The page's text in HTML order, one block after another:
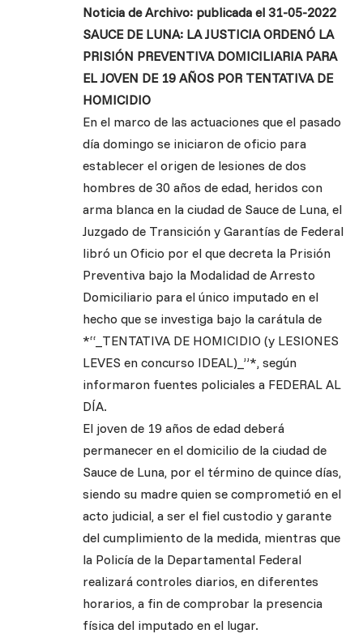
Noticia de Archivo: publicada el 31-05-2022
SAUCE DE LUNA: LA JUSTICIA ORDENÓ LA
PRISIÓN PREVENTIVA DOMICILIARIA PARA
EL JOVEN DE 19 AÑOS POR TENTATIVA DE
HOMICIDIO
En el marco de las actuaciones que el pasado
día domingo se iniciaron de oficio para
establecer el origen de lesiones de dos
hombres de 30 años de edad, heridos con
arma blanca en la ciudad de Sauce de Luna, el
Juzgado de Transición y Garantías de Federal
libró un Oficio por el que decreta la Prisión
Preventiva bajo la Modalidad de Arresto
Domiciliario para el único imputado en el
hecho que se investiga bajo la carátula de
*“_TENTATIVA DE HOMICIDIO (y LESIONES
LEVES en concurso IDEAL)_”*, según
informaron fuentes policiales a FEDERAL AL
DÍA.
El joven de 19 años de edad deberá
permanecer en el domicilio de la ciudad de
Sauce de Luna, por el término de quince días,
siendo su madre quien se comprometió en el
acto judicial, a ser el fiel custodio y garante
del cumplimiento de la medida, mientras que
la Policía de la Departamental Federal
realizará controles diarios, en diferentes
horarios, a fin de comprobar la presencia
física del imputado en el lugar.